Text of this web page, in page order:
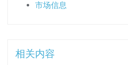
市场信息
相关内容